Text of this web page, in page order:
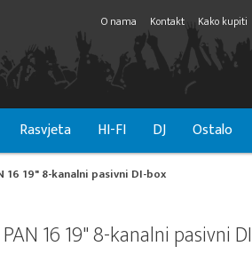
O nama Kontakt Kako kupiti
Rasvjeta HI-FI DJ Ostalo
16 19" 8-kanalni pasivni DI-box
16 19" 8-kanalni pasivni